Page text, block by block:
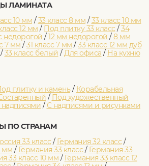
ЛАМИНАТА
10 мм /33 класс 8 мм /33 класс 10 мм
12 мм / Под плитку 33 класс /34
недорогой /12 мм недорогой /8 мм
7 мм /31 класс 7 мм /33 класс 12 мм дуб
/33 класс белый /Для офиса / На кухню
плитку и камень/ Корабельная
/ Под художественный
надписями / С надписями и рисунками
ПО СТРАНАМ
33 класс / Германия 32 класс /
мм / Германия 33 класс / Германия 33
33 класс 10 мм / Германия 33 класс 12